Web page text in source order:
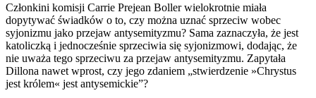
Członkini komisji Carrie Prejean Boller wielokrotnie miała
dopytywać świadków o to, czy można uznać sprzeciw wobec
syjonizmu jako przejaw antysemityzmu? Sama zaznaczyła, że jest
katoliczką i jednocześnie sprzeciwia się syjonizmowi, dodając, że
nie uważa tego sprzeciwu za przejaw antysemityzmu. Zapytała
Dillona nawet wprost, ​​czy jego zdaniem „stwierdzenie »Chrystus
jest królem« jest antysemickie”?